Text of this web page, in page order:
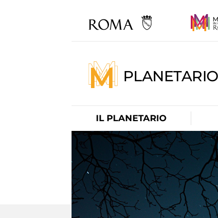
PLANETARIO
IL PLANETARIO